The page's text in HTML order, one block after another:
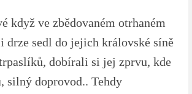
když ve zbědovaném otrhaném
drze sedl do jejich královské síně
dobírali si jej zprvu, kde
silný doprovod.. Tehdy